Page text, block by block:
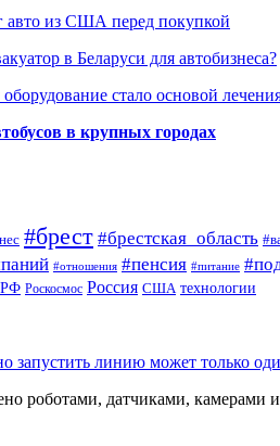
авто из США перед покупкой
в Беларуси для автобизнеса?
стало основой
в крупных городах
#брест #брестская_область
#отношения #пенсия #питание
РФ Роскосмос Россия США технологии
запустить линию может только
роботами, датчиками,